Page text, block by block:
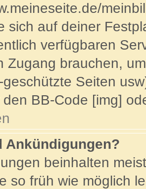
sich auf deiner
verfügbaren
Zugang brauchen,
geschützte Seiten
BB-Code [img]
Ankündigungen?
beinhalten
so früh wie möglich